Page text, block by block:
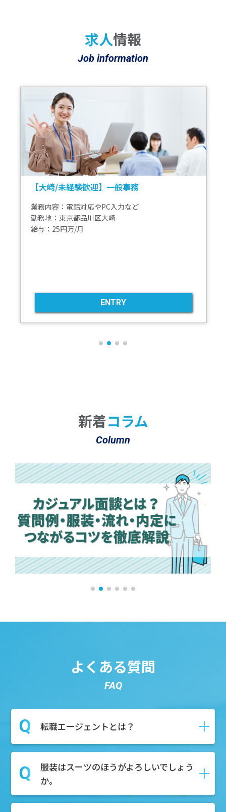
求人情報
Job information
【大崎/未経験歓迎】一般事務
業務内容：電話対応やPC入力など
勤務地：東京都品川区大崎
給与：25円万/月
ENTRY
新着コラム
Column
よくある質問
FAQ
転職エージェントとは？
転職や就職の際に、求職者様が新しい仕
事を見つけるためにサポートしてくれる
就活のプロのことです。
服装はスーツのほうがよろしいでしょう
か。